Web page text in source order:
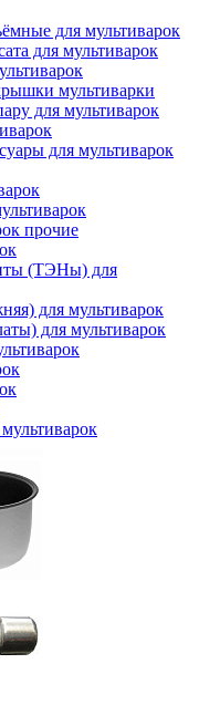
для мультиварок
для мультиварок
мультиварки
для мультиварок
для мультиварок
прочие
(ТЭНы) для
для мультиварок
для мультиварок